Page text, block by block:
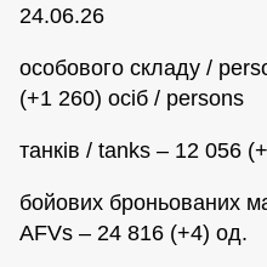
24.06.26
особового складу /
(+1 260) осіб / persons
танків / tanks – 12 056
бойових броньованих
AFVs – 24 816 (+4) од.